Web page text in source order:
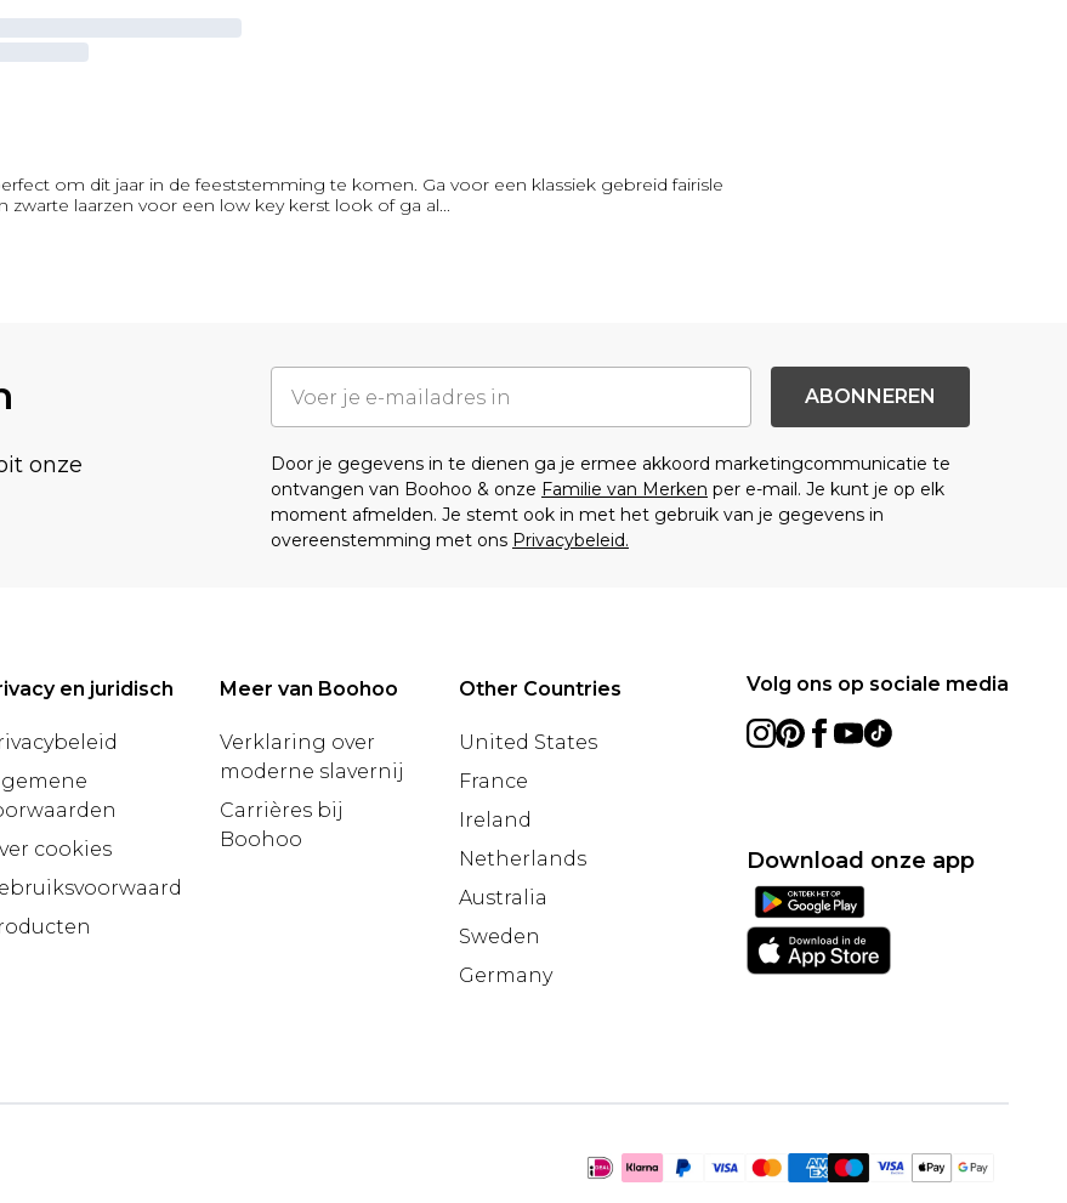
om dit jaar in de feeststemming te komen. Ga voor een klassiek gebreid fairisle
zwarte laarzen voor een low key kerst look of ga al...
onze
ABONNEREN
Door je gegevens in te dienen ga je ermee akkoord marketingcommunicatie te
ontvangen van Boohoo & onze Familie van Merken per e-mail. Je kunt je op elk
moment afmelden. Je stemt ook in met het gebruik van je gegevens in
overeenstemming met ons Privacybeleid.
en juridisch
cookies
Meer van Boohoo
Verklaring over
moderne slavernij
Carrières bij
Boohoo
Other Countries
United States
France
Ireland
Netherlands
Australia
Sweden
Germany
Volg ons op sociale media
Download onze app